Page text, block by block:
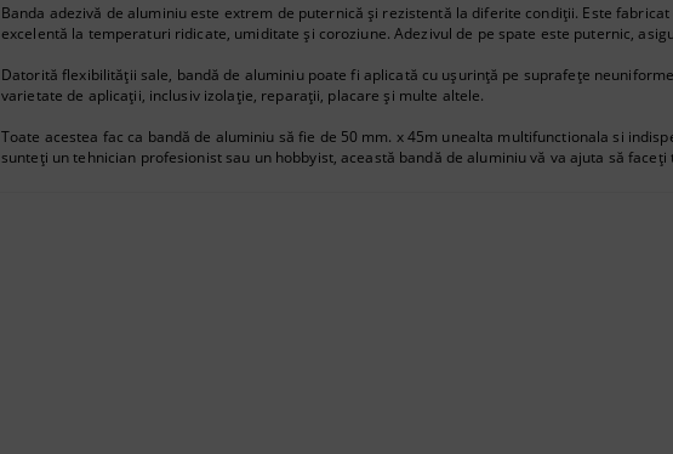
Banda adezivă de aluminiu este extrem de puternică și rezistentă la diferite condiții. Este
excelentă la temperaturi ridicate, umiditate și coroziune. Adezivul de pe spate este puternic,
Datorită flexibilității sale, bandă de aluminiu poate fi aplicată cu ușurință pe suprafețe
varietate de aplicații, inclusiv izolație, reparații, placare și multe altele.
Toate acestea fac ca bandă de aluminiu să fie de 50 mm. x 45m unealta multifunctionala si
sunteți un tehnician profesionist sau un hobbyist, această bandă de aluminiu vă va ajuta să